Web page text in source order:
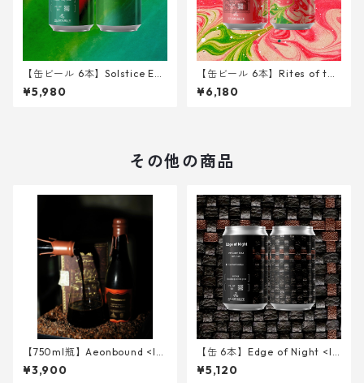
【缶ビール 6本】Solstice Ech
oes on <West Coast IPA> 34
0ml
¥5,980
【缶ビール 6本】Rites of the
Witching Nektar < Sour IPA
w/ Peach > 340ml
¥6,180
その他の商品
【750ml瓶】Aeonbound <Im
perial Stout w/ Cacao husk,
KOKUTO>
¥3,900
【缶 6本】Edge of Night <Iri
sh Export Stout> 340ml
¥5,120